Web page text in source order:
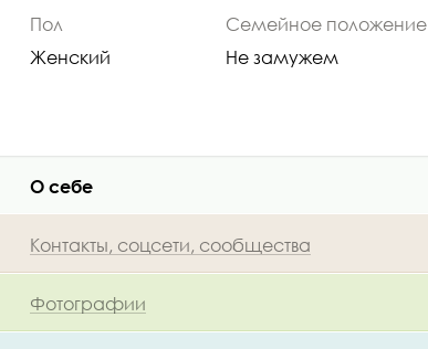
Пол
Женский
Семейное положение
Не замужем
О себе
Контакты, соцсети, сообщества
Фотографии